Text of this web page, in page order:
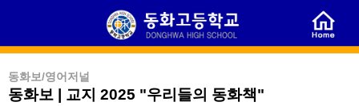
동화보/영어저널
동화보 | 교지 2025 "우리들의 동화책"